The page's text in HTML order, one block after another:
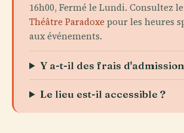
16h00, Fermé le Lundi. Consultez le
Théâtre Paradoxe pour les heures
aux événements.
Y a-t-il des frais
Le lieu est-il accessible ?